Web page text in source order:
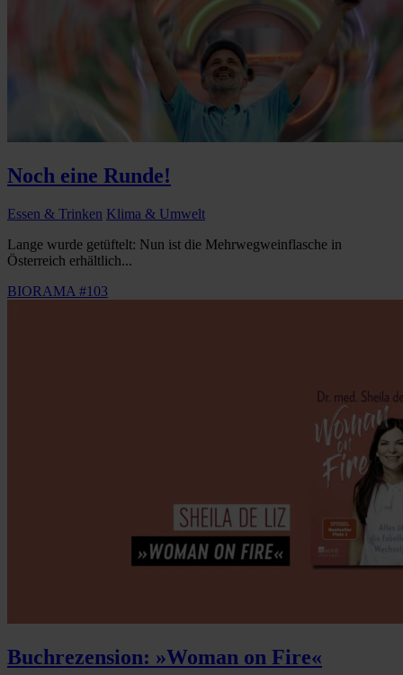
Noch eine Runde!
Essen & Trinken Klima & Umwelt
Lange wurde getüftelt: Nun ist die Mehrwegweinflasche in
Österreich erhältlich...
BIORAMA #103
Buchrezension: »Woman on Fire«